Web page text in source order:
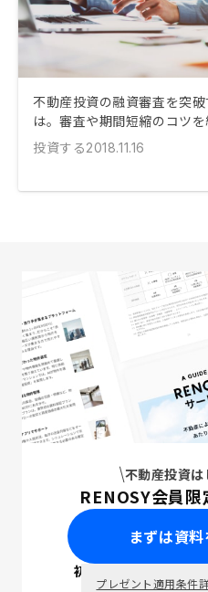
不動産投資の融資審査を突破
は。審査や期間短縮のコツ
投資する2018.11.16
不動産投資
RENOSY会員限
まずは資
初回面談で
プレゼント適用条件